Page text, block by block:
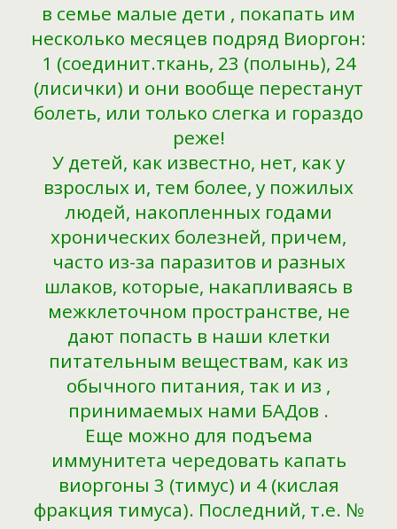
в семье малые дети , покапать им
несколько месяцев подряд Виоргон:
1 (соединит.ткань, 23 (полынь), 24
(лисички) и они вообще перестанут
болеть, или только слегка и гораздо
реже!
У детей, как известно, нет, как у
взрослых и, тем более, у пожилых
людей, накопленных годами
хронических болезней, причем,
часто из-за паразитов и разных
шлаков, которые, накапливаясь в
межклеточном пространстве, не
дают попасть в наши клетки
питательным веществам, как из
обычного питания, так и из ,
принимаемых нами БАДов .
Еще можно для подъема
иммунитета чередовать капать
виоргоны 3 (тимус) и 4 (кислая
фракция тимуса). Последний, т.е. №